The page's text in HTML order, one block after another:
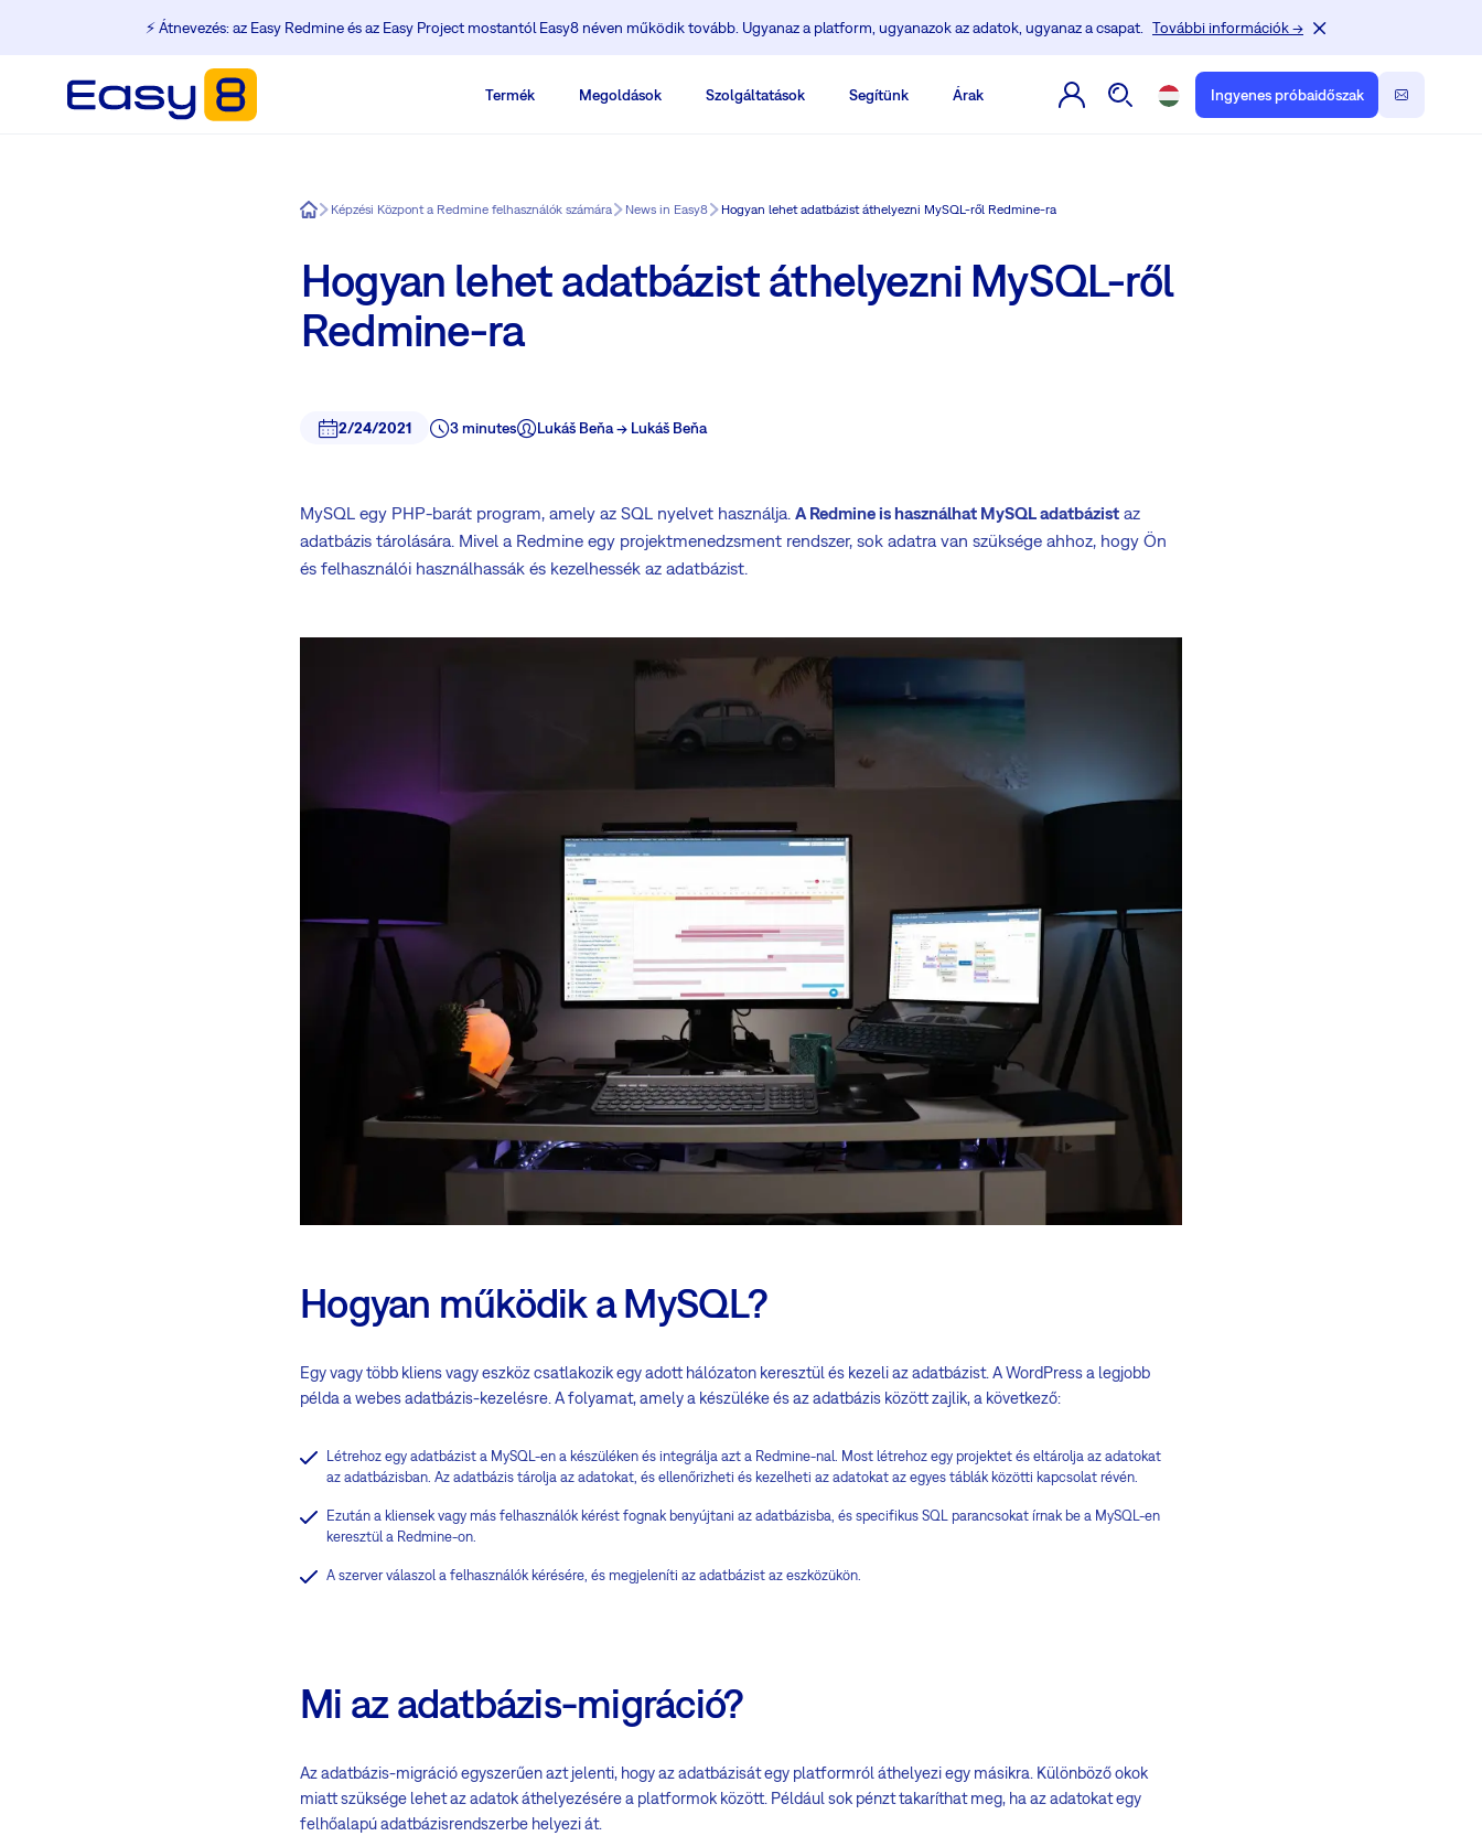
⚡️ Átnevezés: az Easy Redmine és az Easy Project mostantól Easy8 néven működik tovább. Ugyanaz a platform, ugyanazok az adatok, ugyanaz a csapat. További információk →
Termék Megoldások Szolgáltatások Segítünk Árak Ingyenes próbaidőszak
Easy8Képzési Központ a Redmine felhasználók számára News in Easy8 Hogyan lehet adatbázist áthelyezni MySQL-ről Redmine-ra
Hogyan lehet adatbázist áthelyezni MySQL-ről
Redmine-ra
2/24/2021 3 minutes Lukáš Beňa -> Lukáš Beňa
MySQL egy PHP-barát program, amely az SQL nyelvet használja. A Redmine is használhat MySQL adatbázist az
adatbázis tárolására. Mivel a Redmine egy projektmenedzsment rendszer, sok adatra van szüksége ahhoz, hogy Ön
és felhasználói használhassák és kezelhessék az adatbázist.
Hogyan működik a MySQL?
Egy vagy több kliens vagy eszköz csatlakozik egy adott hálózaton keresztül és kezeli az adatbázist. A WordPress a legjobb
példa a webes adatbázis-kezelésre. A folyamat, amely a készüléke és az adatbázis között zajlik, a következő:
Létrehoz egy adatbázist a MySQL-en a készüléken és integrálja azt a Redmine-nal. Most létrehoz egy projektet és eltárolja az adatokat
az adatbázisban. Az adatbázis tárolja az adatokat, és ellenőrizheti és kezelheti az adatokat az egyes táblák közötti kapcsolat révén.
Ezután a kliensek vagy más felhasználók kérést fognak benyújtani az adatbázisba, és specifikus SQL parancsokat írnak be a MySQL-en
keresztül a Redmine-on.
A szerver válaszol a felhasználók kérésére, és megjeleníti az adatbázist az eszközükön.
Mi az adatbázis-migráció?
Az adatbázis-migráció egyszerűen azt jelenti, hogy az adatbázisát egy platformról áthelyezi egy másikra. Különböző okok
miatt szüksége lehet az adatok áthelyezésére a platformok között. Például sok pénzt takaríthat meg, ha az adatokat egy
felhőalapú adatbázisrendszerbe helyezi át.